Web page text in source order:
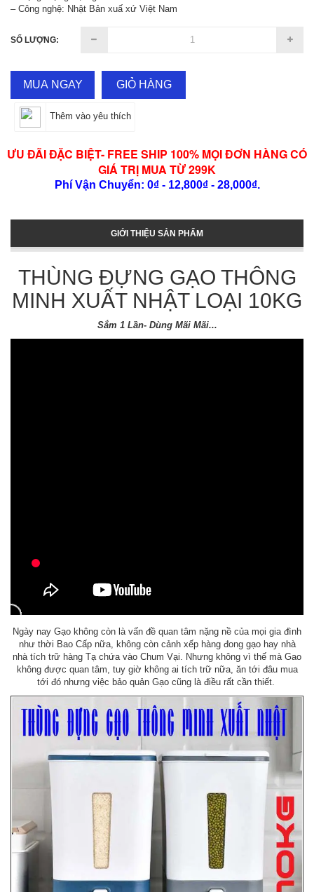
– Công nghệ: Nhật Bản xuấ xứ Việt Nam
SỐ LƯỢNG:
MUA NGAY GIỎ HÀNG
Thêm vào yêu thích
ƯU ĐÃI ĐẶC BIỆT- FREE SHIP 100% MỌI ĐƠN HÀNG CÓ
GIÁ TRỊ MUA TỪ 299K
Phí Vận Chuyển: 0₫ - 12,800₫ - 28,000₫.
GIỚI THIỆU SẢN PHẨM
THÙNG ĐỰNG GẠO THÔNG
MINH XUẤT NHẬT LOẠI 10KG
Sắm 1 Lần- Dùng Mãi Mãi...
Ngày nay Gạo không còn là vấn đề quan tâm nặng nề của mọi gia đình
như thời Bao Cấp nữa, không còn cảnh xếp hàng đong gạo hay nhà
nhà tích trữ hàng Tạ chứa vào Chum Vại. Nhưng không vì thế mà Gao
không được quan tâm, tuy giờ không ai tích trữ nữa, ăn tới đâu mua
tới đó nhưng việc bảo quản Gạo cũng là điều rất cần thiết.